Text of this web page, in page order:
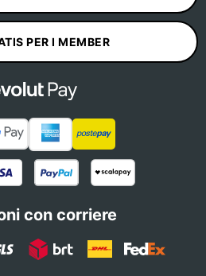
PER I MEMBER
con corriere